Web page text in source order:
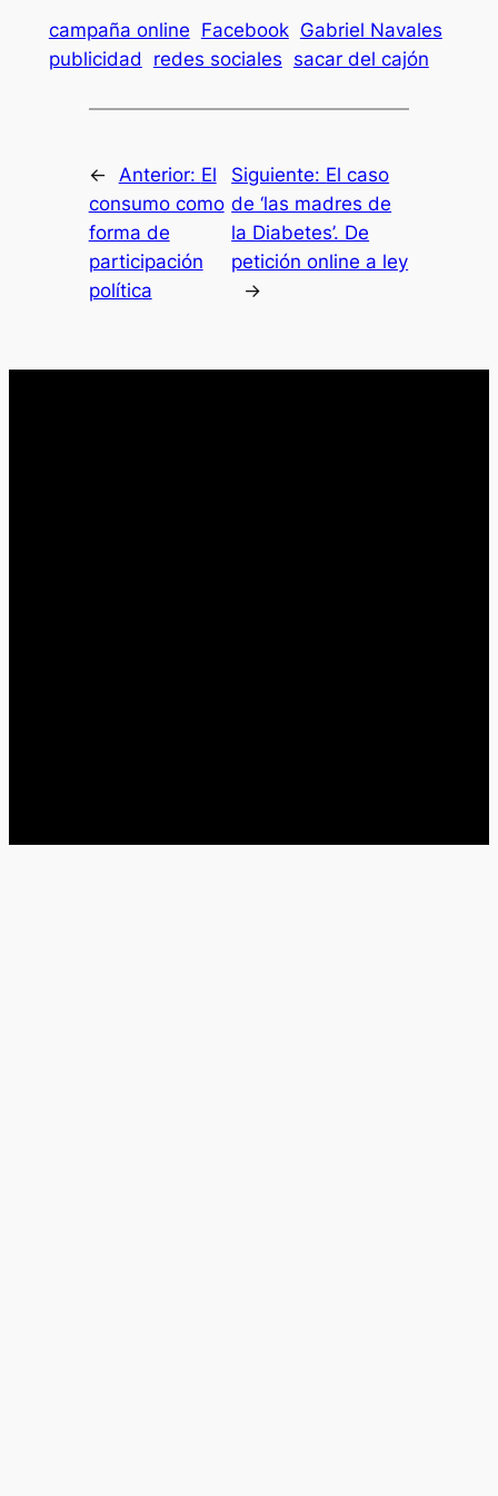
campaña online Facebook Gabriel Navales
publicidad
redes sociales sacar del cajón
← Anterior: El
consumo como
forma de
participación
política
Siguiente: El caso
de ‘las madres de
la Diabetes’. De
petición online a ley
→